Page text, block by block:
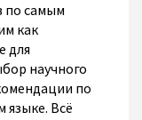
по самым
как
для
научного
по
языке. Всё